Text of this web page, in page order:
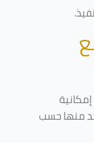
.
منها حسب